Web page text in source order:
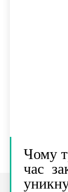
Чому
час